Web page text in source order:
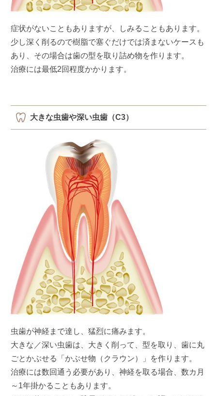
症状がないこともありますが、しみることもあります。
少し深く削るので樹脂で塞ぐだけでは済まないケースも
あり、その場合は歯の型を取り詰め物を作ります。
治療には最低2回程度かかります。
大きな虫歯や深い虫歯（C3）
虫歯が神経まで達し、猛烈に痛みます。
大きな／深い虫歯は、大きく削って、型を取り、歯に丸
ごとかぶせる「かぶせ物（クラウン）」を作ります。
治療には数回通う必要があり、神経を取る場合、数カ月
～1年掛かることもあります。